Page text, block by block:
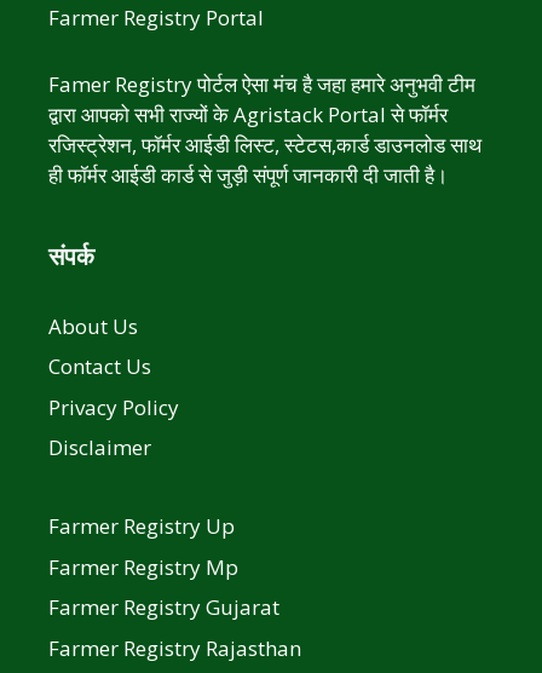
Farmer Registry Portal
Famer Registry पोर्टल ऐसा मंच है जहा हमारे अनुभवी टीम
द्वारा आपको सभी राज्यों के Agristack Portal से फॉर्मर
रजिस्ट्रेशन, फॉर्मर आईडी लिस्ट, स्टेटस,कार्ड डाउनलोड साथ
ही फॉर्मर आईडी कार्ड से जुड़ी संपूर्ण जानकारी दी जाती है।
संपर्क
About Us
Contact Us
Privacy Policy
Disclaimer
Farmer Registry Up
Farmer Registry Mp
Farmer Registry Gujarat
Farmer Registry Rajasthan